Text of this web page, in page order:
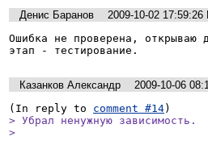
Денис Баранов
2009-10-02 17:59:26
Ошибка не проверена, открываю
этап - тестирование.
Казанков Александр
2009-10-06
(In reply to comment #14
> Убрал ненужную зависимость.
>